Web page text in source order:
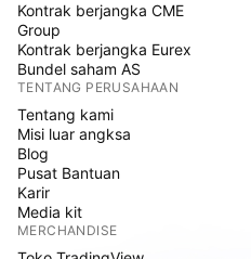
Kontrak berjangka CME
Group
Kontrak berjangka Eurex
Bundel saham AS
TENTANG PERUSAHAAN
Tentang kami
Misi luar angksa
Blog
Pusat Bantuan
Karir
Media kit
MERCHANDISE